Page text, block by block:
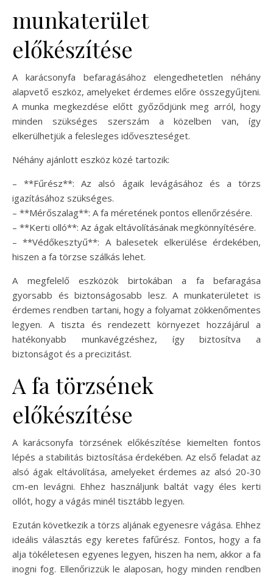
munkaterület
előkészítése
A karácsonyfa befaragásához elengedhetetlen néhány
alapvető eszköz, amelyeket érdemes előre összegyűjteni.
A munka megkezdése előtt győződjünk meg arról, hogy
minden szükséges szerszám a közelben van, így
elkerülhetjük a felesleges időveszteséget.
Néhány ajánlott eszköz közé tartozik:
– **Fűrész**: Az alsó ágaik levágásához és a törzs
igazításához szükséges.
– **Mérőszalag**: A fa méretének pontos ellenőrzésére.
– **Kerti olló**: Az ágak eltávolításának megkönnyítésére.
– **Védőkesztyű**: A balesetek elkerülése érdekében,
hiszen a fa törzse szálkás lehet.
A megfelelő eszközök birtokában a fa befaragása
gyorsabb és biztonságosabb lesz. A munkaterületet is
érdemes rendben tartani, hogy a folyamat zökkenőmentes
legyen. A tiszta és rendezett környezet hozzájárul a
hatékonyabb munkavégzéshez, így biztosítva a
biztonságot és a precizitást.
A fa törzsének
előkészítése
A karácsonyfa törzsének előkészítése kiemelten fontos
lépés a stabilitás biztosítása érdekében. Az első feladat az
alsó ágak eltávolítása, amelyeket érdemes az alsó 20-30
cm-en levágni. Ehhez használjunk baltát vagy éles kerti
ollót, hogy a vágás minél tisztább legyen.
Ezután következik a törzs aljának egyenesre vágása. Ehhez
ideális választás egy keretes fafűrész. Fontos, hogy a fa
alja tökéletesen egyenes legyen, hiszen ha nem, akkor a fa
inogni fog. Ellenőrizzük le alaposan, hogy minden rendben